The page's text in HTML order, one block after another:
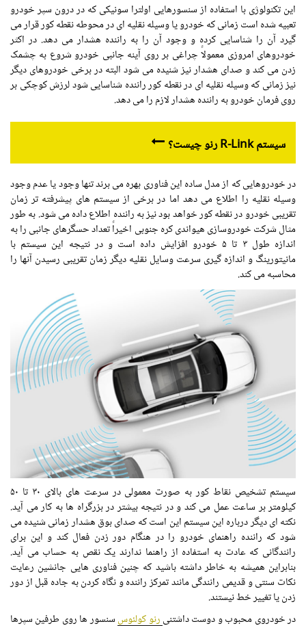
این تکنولوژی با استفاده از سنسورهایی اولترا سونیکی که در درون سپر خودرو
تعبیه شده است زمانی که خودرو یا وسیله نقلیه ای در محوطه نقطه کور قرار می
گیرد آن را شناسایی کرده و وجود آن را به راننده هشدار می دهد. در اکثر
خودروهای امروزی معمولاً چراغی بر روی آینه جانبی خودرو شروع به چشمک
زدن می کند و صدای هشدار نیز شنیده می شود البته در برخی خودروهای دیگر
نیز زمانی که وسیله نقلیه ای در نقطه کور راننده شناسایی شود لرزش کوچکی بر
روی فرمان خودرو به راننده هشدار لازم را می دهد.
سیستم R-Link رنو چیست؟
در خودروهایی که از مدل ساده این فناوری بهره می برند تنها وجود یا عدم وجود
وسیله نقلیه را اطلاع می دهد اما در برخی از سیستم های پیشرفته تر زمان
تقریبی خودرو در نقطه کور خواهد بود نیز به راننده اطلاع داده می شود. به طور
مثال شرکت خودروسازی هیواندی کره جنوبی اخیراً تعداد حسگرهای جانبی را به
اندازه طول ۳ تا ۵ خودرو افزایش داده است و در نتیجه این سیستم با
مانیتورینگ و اندازه گیری سرعت وسایل نقلیه دیگر زمان تقریبی رسیدن آنها را
محاسبه می کند.
سیستم تشخیص نقاط کور به صورت معمولی در سرعت های بالای ۳۰ تا ۵۰
کیلومتر بر ساعت عمل می کند و در نتیجه بیشتر در بزرگراه ها به کار می آید.
نکته ای دیگر درباره این سیستم این است که صدای بوق هشدار زمانی شنیده می
شود که راننده راهنمای خودرو را در هنگام دور زدن فعال کند و این برای
رانندگانی که عادت به استفاده از راهنما ندارند یک نقص به حساب می آید.
بنابراین همیشه به خاطر داشته باشید که چنین فناوری هایی جانشین رعایت
نکات سنتی و قدیمی رانندگی مانند تمرکز راننده و نگاه کردن به جاده قبل از دور
زدن یا تغییر خط نیستند.
در خودروی محبوب و دوست داشتنیرنو کولئوسسنسور ها روی طرفین سپرها